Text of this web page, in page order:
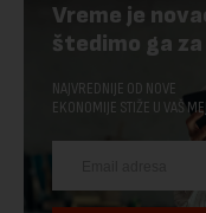
Vreme je
štedimo ga
NAJVREDNIJE OD NOVE
EKONOMIJE STIŽE U VAŠ